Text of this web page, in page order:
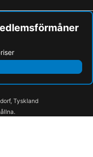
Tyskland